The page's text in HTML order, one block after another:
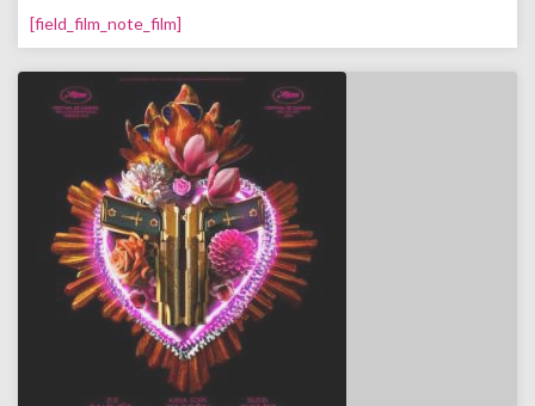
[field_film_note_film]